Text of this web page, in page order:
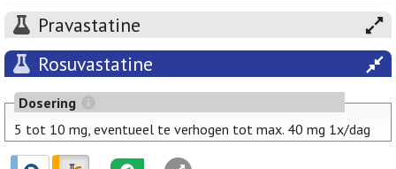
Pravastatine
Rosuvastatine
Dosering
5 tot 10 mg, eventueel te verhogen tot max. 40 mg 1x/dag